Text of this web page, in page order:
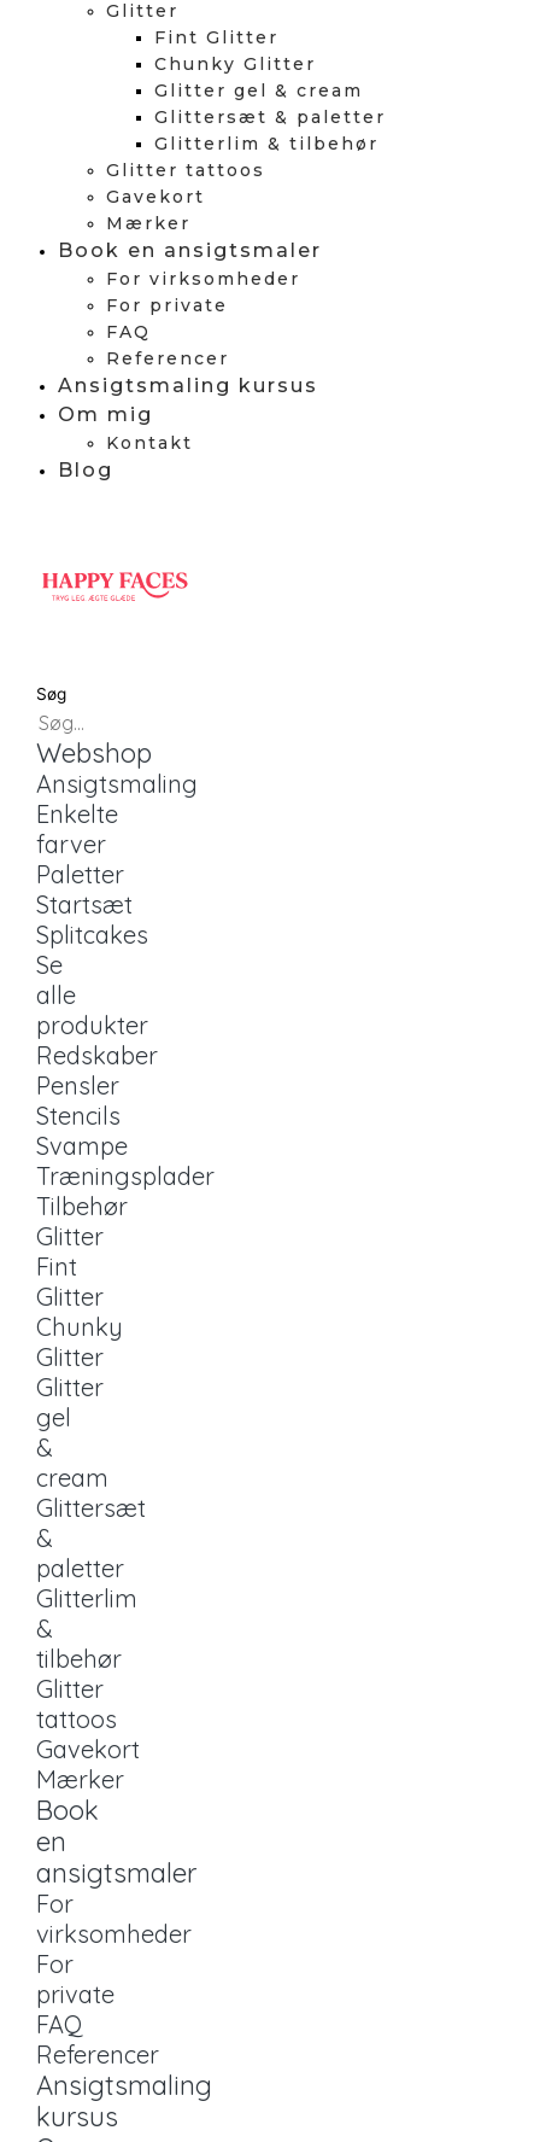
Glitter
Fint Glitter
Chunky Glitter
Glitter gel & cream
Glittersæt & paletter
Glitterlim & tilbehør
Glitter tattoos
Gavekort
Mærker
Book en ansigtsmaler
For virksomheder
For private
FAQ
Referencer
Ansigtsmaling kursus
Om mig
Kontakt
Blog
Søg
Webshop
Ansigtsmaling
Enkelte
farver
Paletter
Startsæt
Splitcakes
Se
alle
produkter
Redskaber
Pensler
Stencils
Svampe
Træningsplader
Tilbehør
Glitter
Fint
Glitter
Chunky
Glitter
Glitter
gel
&
cream
Glittersæt
&
paletter
Glitterlim
&
tilbehør
Glitter
tattoos
Gavekort
Mærker
Book
en
ansigtsmaler
For
virksomheder
For
private
FAQ
Referencer
Ansigtsmaling
kursus